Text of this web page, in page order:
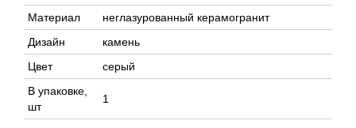
Материал
неглазурованный керамогранит
Дизайн
камень
Цвет
серый
В упаковке,
шт
1